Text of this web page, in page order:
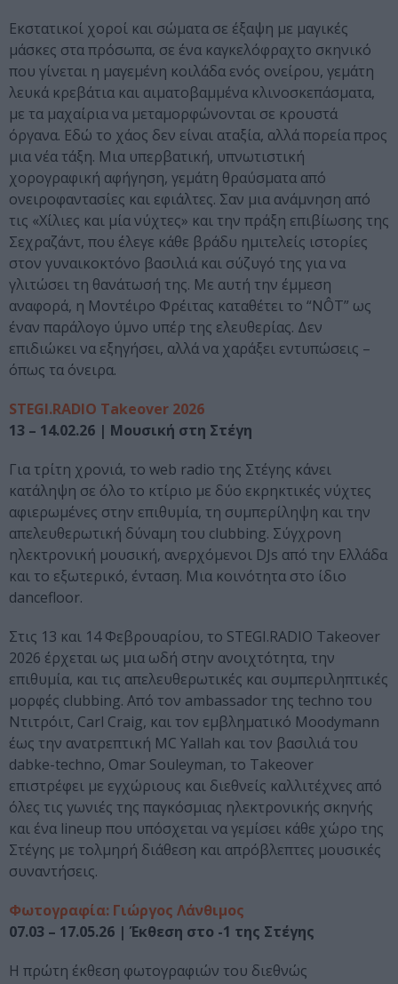
Εκστατικοί χοροί και σώματα σε έξαψη με μαγικές
μάσκες στα πρόσωπα, σε ένα καγκελόφραχτο σκηνικό
που γίνεται η μαγεμένη κοιλάδα ενός ονείρου, γεμάτη
λευκά κρεβάτια και αιματοβαμμένα κλινοσκεπάσματα,
με τα μαχαίρια να μεταμορφώνονται σε κρουστά
όργανα. Εδώ το χάος δεν είναι αταξία, αλλά πορεία προς
μια νέα τάξη. Μια υπερβατική, υπνωτιστική
χορογραφική αφήγηση, γεμάτη θραύσματα από
ονειροφαντασίες και εφιάλτες. Σαν μια ανάμνηση από
τις «Χίλιες και μία νύχτες» και την πράξη επιβίωσης της
Σεχραζάντ, που έλεγε κάθε βράδυ ημιτελείς ιστορίες
στον γυναικοκτόνο βασιλιά και σύζυγό της για να
γλιτώσει τη θανάτωσή της. Με αυτή την έμμεση
αναφορά, η Μοντέιρο Φρέιτας καταθέτει το “NÔT” ως
έναν παράλογο ύμνο υπέρ της ελευθερίας. Δεν
επιδιώκει να εξηγήσει, αλλά να χαράξει εντυπώσεις –
όπως τα όνειρα.
STEGI.RADIO Takeover 2026
13 – 14.02.26 | Μουσική στη Στέγη
Για τρίτη χρονιά, το web radio της Στέγης κάνει
κατάληψη σε όλο το κτίριο με δύο εκρηκτικές νύχτες
αφιερωμένες στην επιθυμία, τη συμπερίληψη και την
απελευθερωτική δύναμη του clubbing. Σύγχρονη
ηλεκτρονική μουσική, ανερχόμενοι DJs από την Ελλάδα
και το εξωτερικό, ένταση. Μια κοινότητα στο ίδιο
dancefloor.
Στις 13 και 14 Φεβρουαρίου, το STEGI.RADIO Takeover
2026 έρχεται ως μια ωδή στην ανοιχτότητα, την
επιθυμία, και τις απελευθερωτικές και συμπεριληπτικές
μορφές clubbing. Από τον ambassador της techno του
Ντιτρόιτ, Carl Craig, και τον εμβληματικό Moodymann
έως την ανατρεπτική MC Yallah και τον βασιλιά του
dabke-techno, Omar Souleyman, το Takeover
επιστρέφει με εγχώριους και διεθνείς καλλιτέχνες από
όλες τις γωνιές της παγκόσμιας ηλεκτρονικής σκηνής
και ένα lineup που υπόσχεται να γεμίσει κάθε χώρο της
Στέγης με τολμηρή διάθεση και απρόβλεπτες μουσικές
συναντήσεις.
Φωτογραφία: Γιώργος Λάνθιμος
07.03 – 17.05.26 | Έκθεση στο -1 της Στέγης
Η πρώτη έκθεση φωτογραφιών του διεθνώς